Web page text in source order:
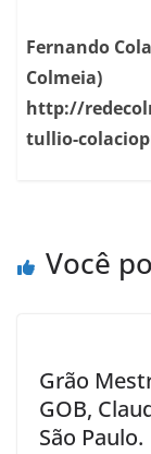
Fernando
Colmeia)
http://
tullio-
Você
Grão
GOB,
São Paulo.